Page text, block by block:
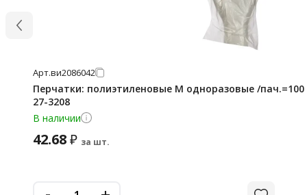
Арт.ви2086042
Перчатки: полиэтиленовые M одноразовые /
27-3208
В наличии
42.68₽ за шт.